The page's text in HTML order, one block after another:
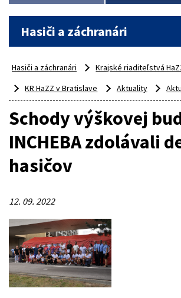
Hasiči a záchranári
Hasiči a záchranári
Krajské riaditeľstvá
KR HaZZ v Bratislave
Aktuality
Schody výškovej
INCHEBA zdolávali
hasičov
12. 09. 2022